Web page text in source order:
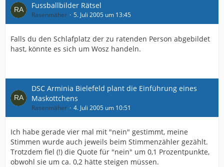
Fussballbilder Rätsel
Rasenmäher 5. Juli 2005 um 13:45
Falls du den Schlafplatz der zu ratenden Person abgebildet
hast, könnte es sich um Wosz handeln.
DSC Arminia Bielefeld plant die Einführung eines
Maskottchens
Rasenmäher 4. Juli 2005 um 10:51
Ich habe gerade vier mal mit "nein" gestimmt, meine
Stimmen wurde auch jeweils beim Stimmenzähler gezählt.
Trotzdem fiel (!) die Quote für "nein" um 0,1 Prozentpunkte,
obwohl sie um ca. 0,2 hätte steigen müssen.